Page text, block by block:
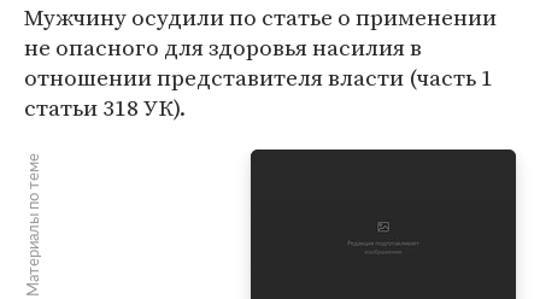
Мужчину осудили по статье о применении
не опасного для здоровья насилия в
отношении представителя власти (часть 1
статьи 318 УК).
Материалы по теме